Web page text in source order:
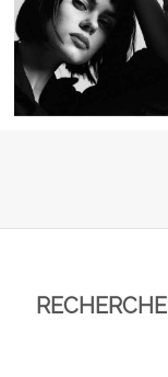
RECHERCHE